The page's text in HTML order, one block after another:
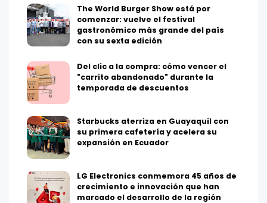
The World Burger Show está por
comenzar: vuelve el festival
gastronómico más grande del país
con su sexta edición
Del clic a la compra: cómo vencer el
"carrito abandonado" durante la
temporada de descuentos
Starbucks aterriza en Guayaquil con
su primera cafetería y acelera su
expansión en Ecuador
LG Electronics conmemora 45 años de
crecimiento e innovación que han
marcado el desarrollo de la región